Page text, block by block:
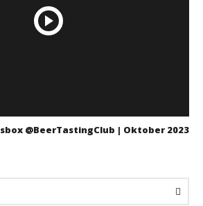
@BeerTastingClub | Oktober 2023